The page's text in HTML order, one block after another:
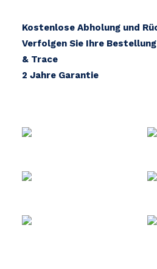
Kostenlose Abholung und
Verfolgen Sie Ihre
& Trace
2 Jahre Garantie